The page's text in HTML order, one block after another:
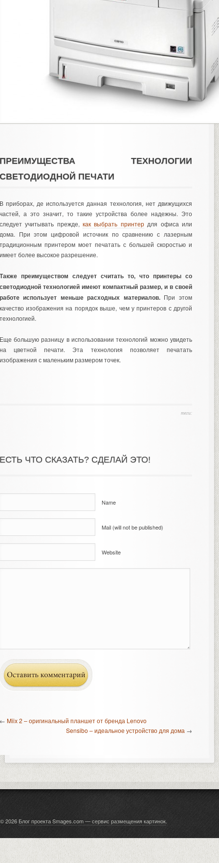
ТЕХНОЛОГИИ
ПЕЧАТИ
приборах, де используется данная технология, нет движущихся
а это значит, то такие устройства более надежны. Это
учитывать прежде, как выбрать принтердля офиса или
При этом цифровой источник по сравнению с лазерным
принтером моет печатать с большей скоростью и
более высокое разрешение.
преимуществом следует считать то, что принтеры со
технологией имеют компактный размер, и в своей
использует меньше расходных материалов.При этом
изображения на порядок выше, чем у принтеров с другой
большую разницу в использовании технологий можно увидеть
цветной печати. Эта технология позволяет печатать
с маленьким размером точек.
теги:
ЧТО СКАЗАТЬ? СДЕЛАЙ ЭТО!
Name
Mail (will not be published)
Website
Miix 2 – оригинальный планшет от бренда Lenovo
Sensibo – идеальное устройство для дома →
© 2026 Блог проекта Smages.com — сервис размещения картинок.